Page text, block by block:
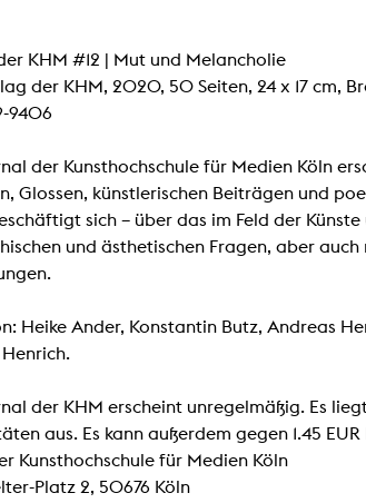
KHM #12 | Mut und Melancholie
der KHM, 2020, 50 Seiten, 24 x 17 cm,
9406
der Kunsthochschule für Medien Köln
Glossen, künstlerischen Beiträgen und
sich – über das im Feld der
und ästhetischen Fragen, aber
Heike Ander, Konstantin Butz, Andreas
der KHM erscheint unregelmäßig. Es
aus. Es kann außerdem gegen 1.45
Kunsthochschule für Medien Köln
Platz 2, 50676 Köln
LIBRARY
Films
Books
LECTURE Reihe
Lab Jahrbuch
off topic
Recommendations
New aquisitions
The
Friends